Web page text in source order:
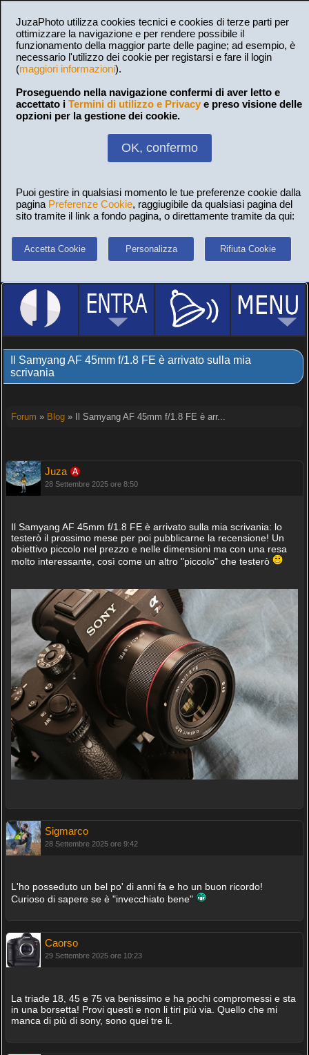
JuzaPhoto utilizza cookies tecnici e cookies di terze parti per
ottimizzare la navigazione e per rendere possibile il
funzionamento della maggior parte delle pagine; ad esempio, è
necessario l'utilizzo dei cookie per registarsi e fare il login
(maggiori informazioni).
Proseguendo nella navigazione confermi di aver letto e
accettato i Termini di utilizzo e Privacy e preso visione delle
opzioni per la gestione dei cookie.
OK, confermo
Puoi gestire in qualsiasi momento le tue preferenze cookie dalla
pagina Preferenze Cookie, raggiugibile da qualsiasi pagina del
sito tramite il link a fondo pagina, o direttamente tramite da qui:
Accetta Cookie Personalizza Rifiuta Cookie
Il Samyang AF 45mm f/1.8 FE è arrivato sulla mia
scrivania
Forum » Blog» Il Samyang AF 45mm f/1.8 FE è arr...
Juza
28 Settembre 2025 ore 8:50
Il Samyang AF 45mm f/1.8 FE è arrivato sulla mia scrivania: lo
testerò il prossimo mese per poi pubblicarne la recensione! Un
obiettivo piccolo nel prezzo e nelle dimensioni ma con una resa
molto interessante, così come un altro "piccolo" che testerò
Sigmarco
28 Settembre 2025 ore 9:42
L'ho posseduto un bel po' di anni fa e ho un buon ricordo!
Curioso di sapere se è "invecchiato bene"
Caorso
29 Settembre 2025 ore 10:23
La triade 18, 45 e 75 va benissimo e ha pochi compromessi e sta
in una borsetta! Provi questi e non li tiri più via. Quello che mi
manca di più di sony, sono quei tre li.